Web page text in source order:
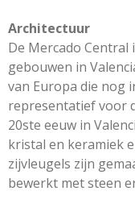
Architectuur
De Mercado Central
gebouwen in
van Europa die nog
representatief voor
20ste eeuw in
kristal en keramiek
zijvleugels zijn
bewerkt met steen